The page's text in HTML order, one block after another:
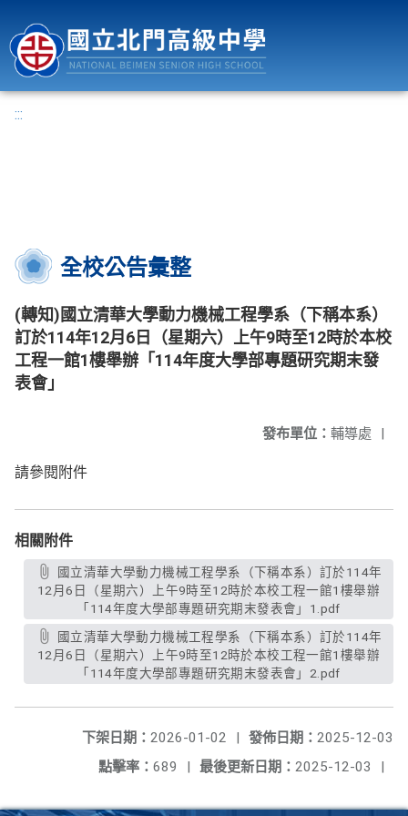
:::
全校公告彙整
(轉知)國立清華大學動力機械工程學系（下稱本系）
訂於114年12月6日（星期六）上午9時至12時於本校
工程一館1樓舉辦「114年度大學部專題研究期末發
表會」
發布單位： 輔導處 |
請參閱附件
相關附件
12月6日（星期六）上午9時至12時於本校工程一館1樓舉辦
「114年度大學部專題研究期末發表會」1.pdf
12月6日（星期六）上午9時至12時於本校工程一館1樓舉辦
「114年度大學部專題研究期末發表會」2.pdf
發佈日期： 2025-12-03
下架日期： 2026-01-02
|
最後更新日期： 2025-12-03 |
點擊率： 689 |